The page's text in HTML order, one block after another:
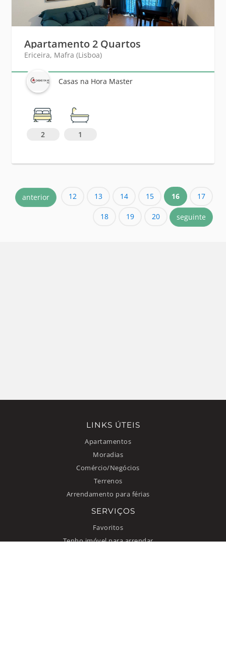
Apartamento 2 Quartos
Ericeira, Mafra (Lisboa)
Casas na Hora Master
2 1
anterior 12 13 14 15 16 17
18 19 20 seguinte
LINKS ÚTEIS
Apartamentos
Moradias
Comércio/Negócios
Terrenos
Arrendamento para férias
SERVIÇOS
Favoritos
Tenho imóvel para arrendar